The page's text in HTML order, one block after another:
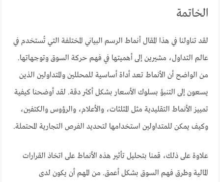
الخاتمة
لقد تناولنا في هذا المقال أنماط الرسم البياني المختلفة التي تُستخدم في
عالم التداول، مشيرين إلى أهميتها في فهم حركة السوق وتوجهاتها.
من الواضح أن الأنماط تعد أداة أساسية للمحللين والمتداولين الذين
يسعون إلى التنبؤ بسلوك الأسعار بشكل أكثر دقة. لقد أوضحنا كيفية
تمييز الأنماط التقليدية مثل المثلثات، والأعلام، والرؤوس والكتفين،
وكيف يمكن للمتداولين استخدامها لتحديد الفرص التجارية المحتملة.
علاوة على ذلك، قمنا بتحليل تأثير هذه الأنماط على اتخاذ القرارات
المالية وطرق فهم السوق بشكل أعمق. من المهم أن يكون لدى